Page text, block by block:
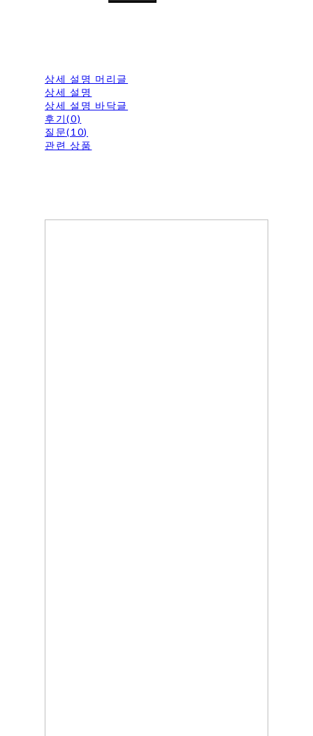
상세 설명 머리글
상세 설명
상세 설명 바닥글
후기(0)
질문(10)
관련 상품